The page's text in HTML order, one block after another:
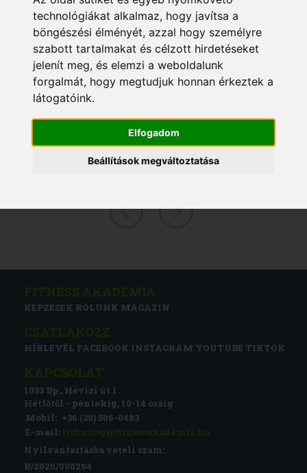
technológiákat alkalmaz, hogy javítsa a
böngészési élményét, azzal hogy személyre
szabott tartalmakat és célzott hirdetéseket
jelenít meg, és elemzi a weboldalunk
forgalmát, hogy megtudjuk honnan érkeztek a
látogatóink.
Elfogadom
Beállítások megváltoztatása
2025 - Személyi edző – Pont Neked Personal Training
2025 - Online coach, táplálkozási tanácsadó
2025 - Személyi edző – The Club fitness Pécel
Oktatott kurzusok:
Fitness instruktor
Fitness instruktor + Személyi edző
KÉPZÉSEK RÓLUNK MAGAZIN
HÍRLEVÉL FACEBOOK INSTAGRAM YOUTUBE TIKTOK
1033 Bp., Hévízi út 1.
Hétfőtől - péntekig, 10-14 óráig
Mobil: +36 (30) 506-0483
E-mail:
Nyilvántartásba vételi szám:
B/2020/000294